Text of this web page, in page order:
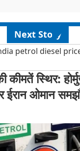
Next Story
petrol diesel
कीमतें स्थिर:
ओमान